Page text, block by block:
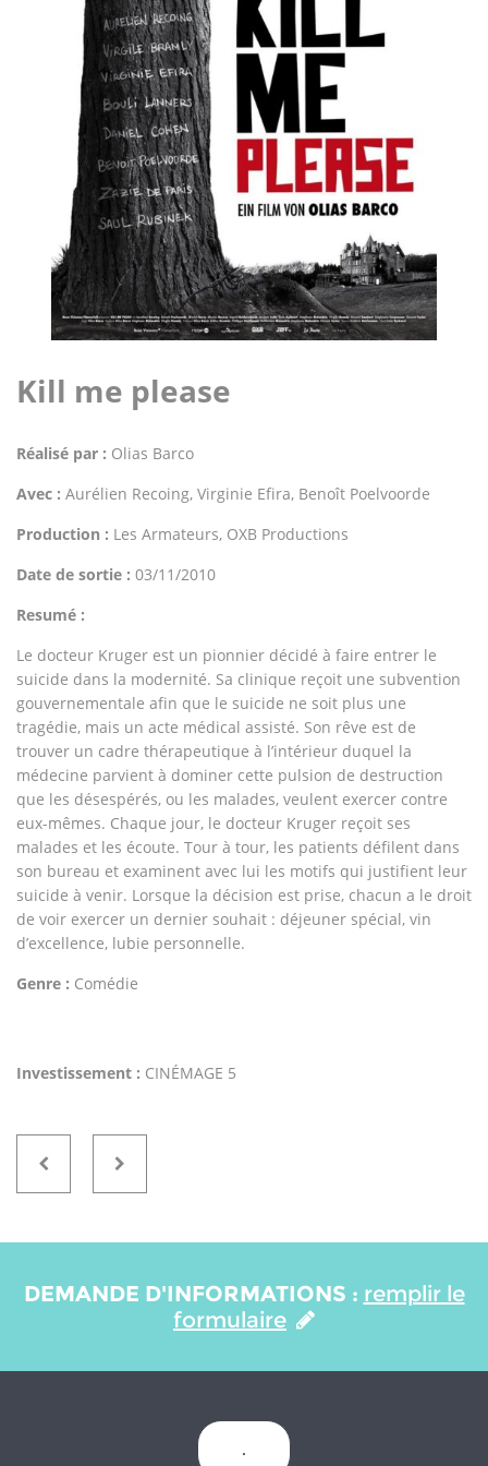
Kill me please
Réalisé par : Olias Barco
Avec : Aurélien Recoing, Virginie Efira, Benoît Poelvoorde
Production : Les Armateurs, OXB Productions
Date de sortie : 03/11/2010
Resumé :
Le docteur Kruger est un pionnier décidé à faire entrer le
suicide dans la modernité. Sa clinique reçoit une subvention
gouvernementale afin que le suicide ne soit plus une
tragédie, mais un acte médical assisté. Son rêve est de
trouver un cadre thérapeutique à l’intérieur duquel la
médecine parvient à dominer cette pulsion de destruction
que les désespérés, ou les malades, veulent exercer contre
eux-mêmes. Chaque jour, le docteur Kruger reçoit ses
malades et les écoute. Tour à tour, les patients défilent dans
son bureau et examinent avec lui les motifs qui justifient leur
suicide à venir. Lorsque la décision est prise, chacun a le droit
de voir exercer un dernier souhait : déjeuner spécial, vin
d’excellence, lubie personnelle.
Genre : Comédie
Investissement : CINÉMAGE 5
DEMANDE D'INFORMATIONS : remplir le
formulaire
.